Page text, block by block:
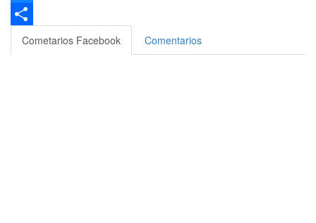
Bluesky
Compartir
Cometarios Facebook Comentarios